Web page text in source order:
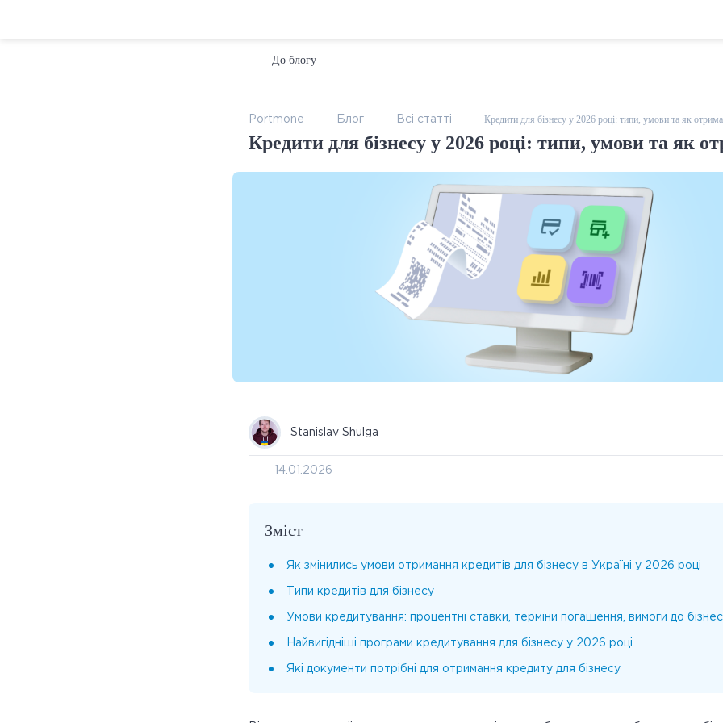
До блогу
Portmone Блог Всі статтi Кредити для бізнесу у 2026 році: типи, умови та як
Кредити для бізнесу у 2026 році: типи, умови та як
Stanislav Shulga
14.01.2026
Зміст
Як змінились умови отримання кредитів для бізнесу в Україні у 2026 році
Типи кредитів для бізнесу
Умови кредитування: процентні ставки, терміни погашення, вимоги до
Найвигідніші програми кредитування для бізнесу у 2026 році
Які документи потрібні для отримання кредиту для бізнесу